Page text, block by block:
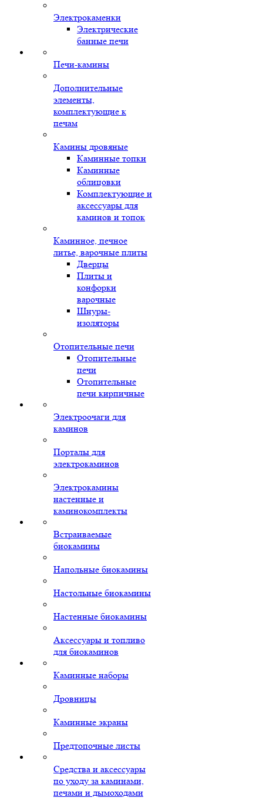
Электрокаменки
Электрические
банные печи
Печи-камины
Дополнительные
элементы,
комплектующие к
печам
Камины дровяные
Каминные топки
Каминные
облицовки
Комплектующие и
аксессуары для
каминов и топок
Каминное, печное
литье, варочные плиты
Дверцы
Плиты и
конфорки
варочные
Шнуры-
изоляторы
Отопительные печи
Отопительные
печи
Отопительные
печи кирпичные
Электроочаги для
каминов
Порталы для
электрокаминов
Электрокамины
настенные и
каминокомплекты
Встраиваемые
биокамины
Напольные биокамины
Настольные биокамины
Настенные биокамины
Аксессуары и топливо
для биокаминов
Каминные наборы
Дровницы
Каминные экраны
Предтопочные листы
Средства и аксессуары
по уходу за каминами,
печами и дымоходами